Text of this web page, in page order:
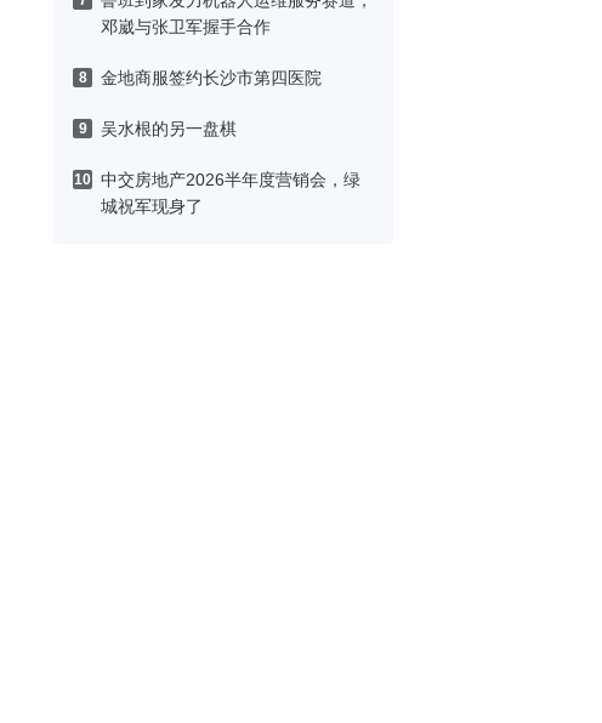
邓崴与张卫军握手合作
8 金地商服签约长沙市第四医院
9 吴水根的另一盘棋
10 中交房地产2026半年度营销会，绿
城祝军现身了